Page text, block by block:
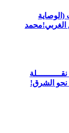
نحو الشرق!